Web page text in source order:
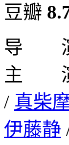
豆瓣
导
主
/ 真柴
伊藤静